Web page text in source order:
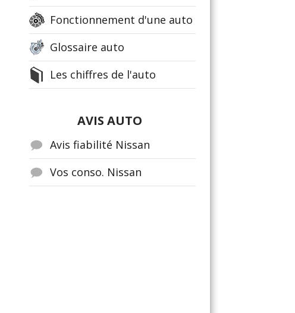
Fonctionnement d'une auto
Glossaire auto
Les chiffres de l'auto
AVIS AUTO
Avis fiabilité Nissan
Vos conso. Nissan